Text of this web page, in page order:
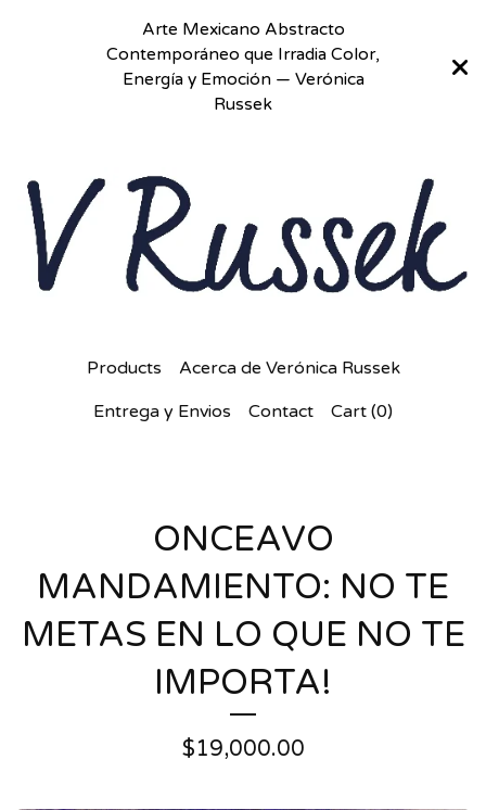
Arte Mexicano Abstracto
Contemporáneo que Irradia Color,
Energía y Emoción — Verónica
Russek
Products
Acerca de Verónica Russek
Entrega y Envios
Contact Cart (0)
ONCEAVO
MANDAMIENTO: NO TE
METAS EN LO QUE NO TE
IMPORTA!
$19,000.00